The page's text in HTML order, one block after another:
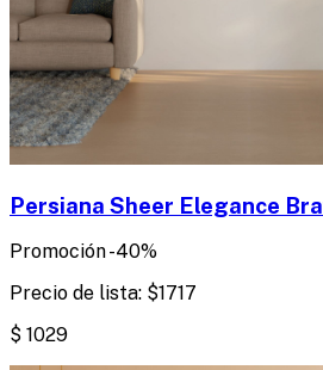
Persiana Sheer Elegance
Promoción-40%
Precio de lista: $1717
$ 1029